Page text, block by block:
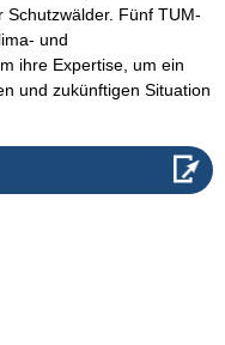
Fünf TUM-
und
ihre Expertise, um ein
und zukünftigen Situation